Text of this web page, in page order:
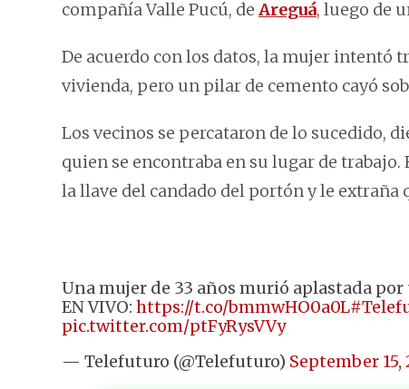
compañía Valle Pucú, de Areguá, luego de
De acuerdo con los datos, la mujer intentó
vivienda, pero un pilar de cemento cayó
Los vecinos se percataron de lo sucedido,
quien se encontraba en su lugar de
la llave del candado del portón y le
Una mujer de 33 años murió aplastada
EN VIVO: https://t.co/bmmwHO0a0L
pic.twitter.com/ptFyRysVVy
— Telefuturo (@Telefuturo) September 15,